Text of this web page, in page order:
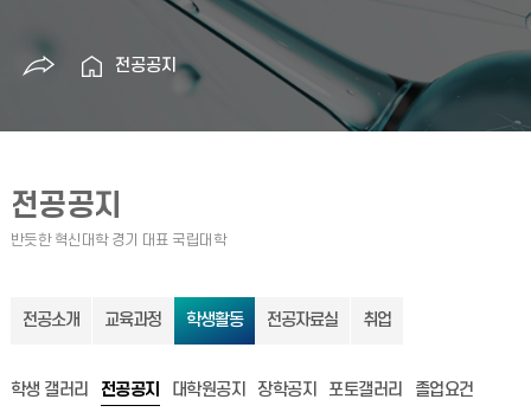
전공공지
전공공지
전공소개 교육과정 학생활동 전공자료실 취업
학생 갤러리 전공공지 대학원공지 장학공지 포토갤러리
졸업요건